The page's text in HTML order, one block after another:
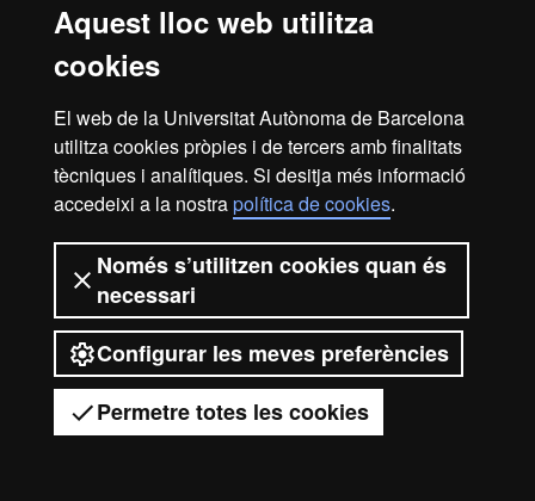
Aquest lloc web utilitza
cookies
El web de la Universitat Autònoma de Barcelona
utilitza cookies pròpies i de tercers amb finalitats
tècniques i analítiques. Si desitja més informació
accedeixi a la nostrapolítica de cookies.
Només s’utilitzen cookies quan és
necessari
Configurar les meves preferències
Permetre totes les cookies
Tens dubtes?
dependrà de la teva via d'accés a la Universitat.
Trobaràs informació detallada sobre les característiques i el
desenvolupament operatiu del Grau de Disseny al
Avís legal Protecció de dades
Sobre el web
2026 Universitat Autònoma de
Barcelona